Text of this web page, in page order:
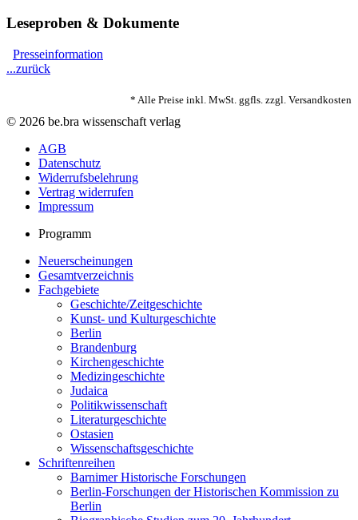
Leseproben & Dokumente
Presseinformation
...zurück
* Alle Preise inkl. MwSt. ggfls. zzgl. Versandkosten
© 2026 be.bra wissenschaft verlag
AGB
Datenschutz
Widerrufsbelehrung
Vertrag widerrufen
Impressum
Programm
Neuerscheinungen
Gesamtverzeichnis
Fachgebiete
Geschichte/Zeitgeschichte
Kunst- und Kulturgeschichte
Berlin
Brandenburg
Kirchengeschichte
Medizingeschichte
Judaica
Politikwissenschaft
Literaturgeschichte
Ostasien
Wissenschaftsgeschichte
Schriftenreihen
Barnimer Historische Forschungen
Berlin-Forschungen der Historischen Kommission zu
Berlin